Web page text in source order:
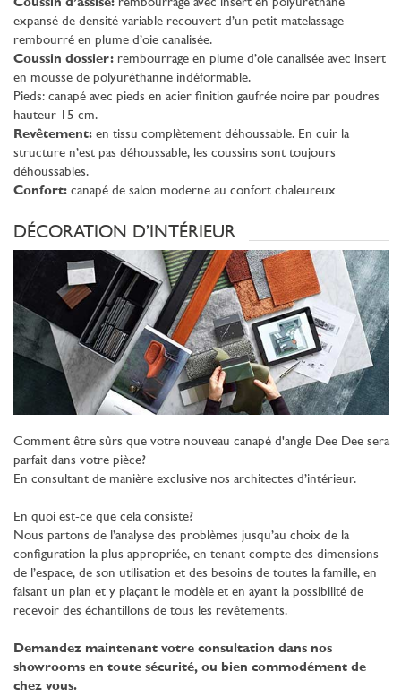
Coussin d’assise: rembourrage avec insert en polyuréthane
expansé de densité variable recouvert d’un petit matelassage
rembourré en plume d’oie canalisée.
Coussin dossier: rembourrage en plume d’oie canalisée avec insert
en mousse de polyuréthanne indéformable.
Pieds: canapé avec pieds en acier finition gaufrée noire par poudres
hauteur 15 cm.
Revêtement: en tissu complètement déhoussable. En cuir la
structure n’est pas déhoussable, les coussins sont toujours
déhoussables.
Confort: canapé de salon moderne au confort chaleureux
DÉCORATION D’INTÉRIEUR
Comment être sûrs que votre nouveau canapé d'angle Dee Dee sera
parfait dans votre pièce?
En consultant de manière exclusive nos architectes d’intérieur.
En quoi est-ce que cela consiste?
Nous partons de l’analyse des problèmes jusqu’au choix de la
configuration la plus appropriée, en tenant compte des dimensions
de l’espace, de son utilisation et des besoins de toutes la famille, en
faisant un plan et y plaçant le modèle et en ayant la possibilité de
recevoir des échantillons de tous les revêtements.
Demandez maintenant votre consultation dans nos
showrooms en toute sécurité, ou bien commodément de
chez vous.